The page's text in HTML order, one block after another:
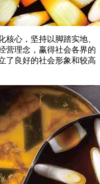
核心，坚持以脚踏实地、
营理念，赢得社会各界的
了良好的社会形象和较高